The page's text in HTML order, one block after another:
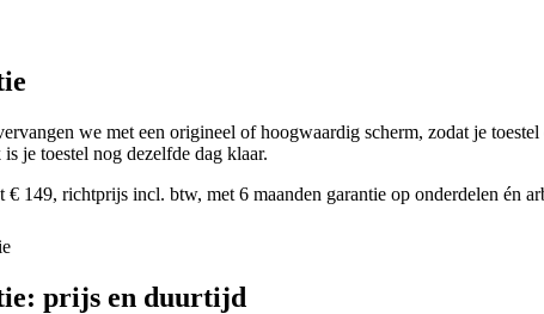
we met een origineel of hoogwaardig scherm, zodat je
is je toestel nog dezelfde dag klaar.
149, richtprijs incl. btw, met 6 maanden garantie op onderdelen én
: prijs en duurtijd